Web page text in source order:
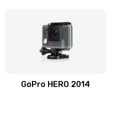
GoPro HERO 2014